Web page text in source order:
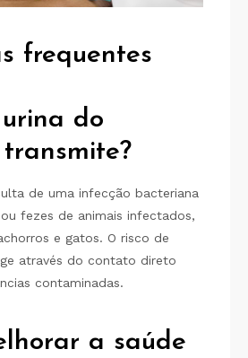
frequentes
do
de uma infecção bacteriana
fezes de animais infectados,
e gatos. O risco de
através do contato direto
contaminadas.
a saúde